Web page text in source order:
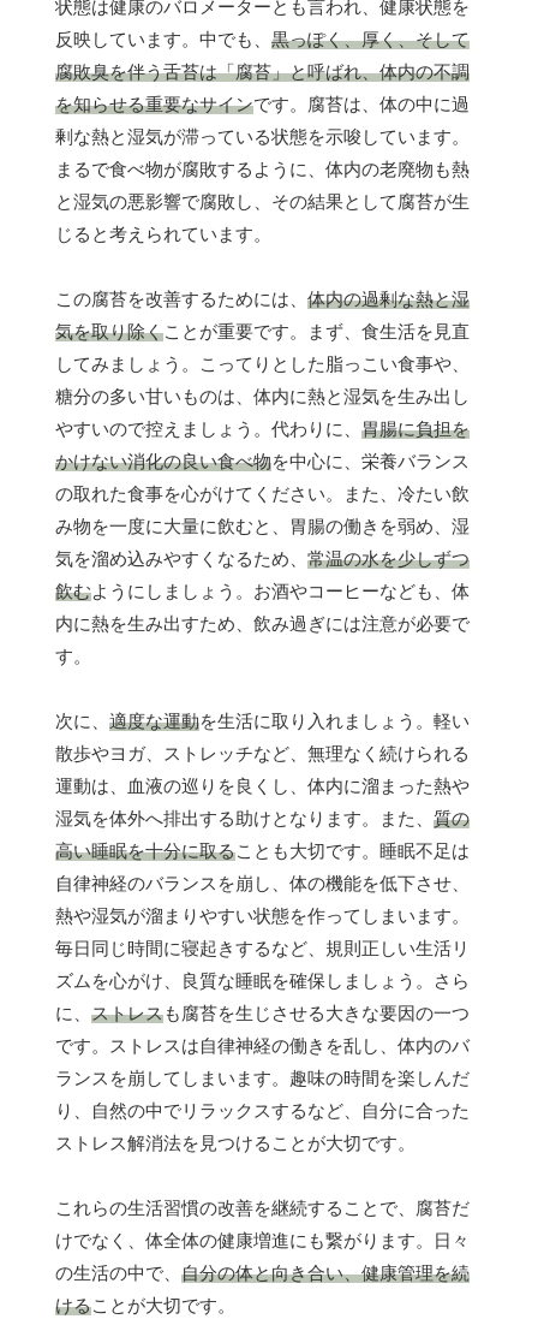
状態は健康のバロメーターとも言われ、健康状態を
反映しています。中でも、 黒っぽく、厚く、そして
腐敗臭を伴う舌苔は「腐苔」と呼ばれ、体内の不調
を知らせる重要なサインです。腐苔は、体の中に過
剰な熱と湿気が滞っている状態を示唆しています。
まるで食べ物が腐敗するように、体内の老廃物も熱
と湿気の悪影響で腐敗し、その結果として腐苔が生
じると考えられています。
この腐苔を改善するためには、 体内の過剰な熱と湿
気を取り除くことが重要です。まず、食生活を見直
してみましょう。こってりとした脂っこい食事や、
糖分の多い甘いものは、体内に熱と湿気を生み出し
やすいので控えましょう。代わりに、 胃腸に負担を
かけない消化の良い食べ物を中心に、栄養バランス
の取れた食事を心がけてください。また、冷たい飲
み物を一度に大量に飲むと、胃腸の働きを弱め、湿
気を溜め込みやすくなるため、 常温の水を少しずつ
飲むようにしましょう。お酒やコーヒーなども、体
内に熱を生み出すため、飲み過ぎには注意が必要で
す。
次に、 適度な運動を生活に取り入れましょう。軽い
散歩やヨガ、ストレッチなど、無理なく続けられる
運動は、血液の巡りを良くし、体内に溜まった熱や
湿気を体外へ排出する助けとなります。また、 質の
高い睡眠を十分に取ることも大切です。睡眠不足は
自律神経のバランスを崩し、体の機能を低下させ、
熱や湿気が溜まりやすい状態を作ってしまいます。
毎日同じ時間に寝起きするなど、規則正しい生活リ
ズムを心がけ、良質な睡眠を確保しましょう。さら
に、 ストレスも腐苔を生じさせる大きな要因の一つ
です。ストレスは自律神経の働きを乱し、体内のバ
ランスを崩してしまいます。趣味の時間を楽しんだ
り、自然の中でリラックスするなど、自分に合った
ストレス解消法を見つけることが大切です。
これらの生活習慣の改善を継続することで、腐苔だ
けでなく、体全体の健康増進にも繋がります。日々
の生活の中で、 自分の体と向き合い、健康管理を続
けることが大切です。